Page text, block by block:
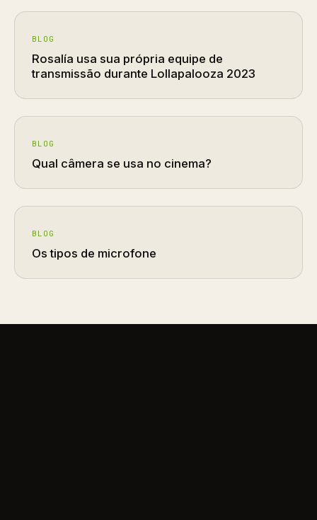
BLOG
Rosalía usa sua própria equipe de
transmissão durante Lollapalooza 2023
BLOG
Qual câmera se usa no cinema?
BLOG
Os tipos de microfone